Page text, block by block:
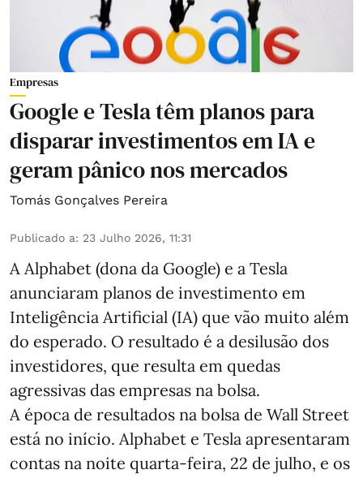
Empresas
Google e Tesla têm planos para
disparar investimentos em IA e
geram pânico nos mercados
Tomás Gonçalves Pereira
Publicado a: 23 Julho 2026, 11:31
A Alphabet (dona da Google) e a Tesla
anunciaram planos de investimento em
Inteligência Artificial (IA) que vão muito além
do esperado. O resultado é a desilusão dos
investidores, que resulta em quedas
agressivas das empresas na bolsa.
A época de resultados na bolsa de Wall Street
está no início. Alphabet e Tesla apresentaram
contas na noite quarta-feira, 22 de julho, e os